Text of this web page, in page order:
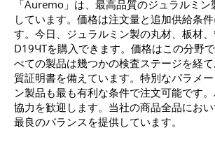
「Auremo」は、最高品質のジュラルミ
しています。価格は注文量と追加供給条
す。今日、ジュラルミン製の丸材、板材
D19ЧTを購入できます。価格はこの分野
べての製品は幾つかの検査ステージを経
質証明書を備えています。特別なパラメ
ン製品も最も有利な条件で注文可能です
協力を歓迎します。当社の商品全品にお
最良のバランスを提供しています。